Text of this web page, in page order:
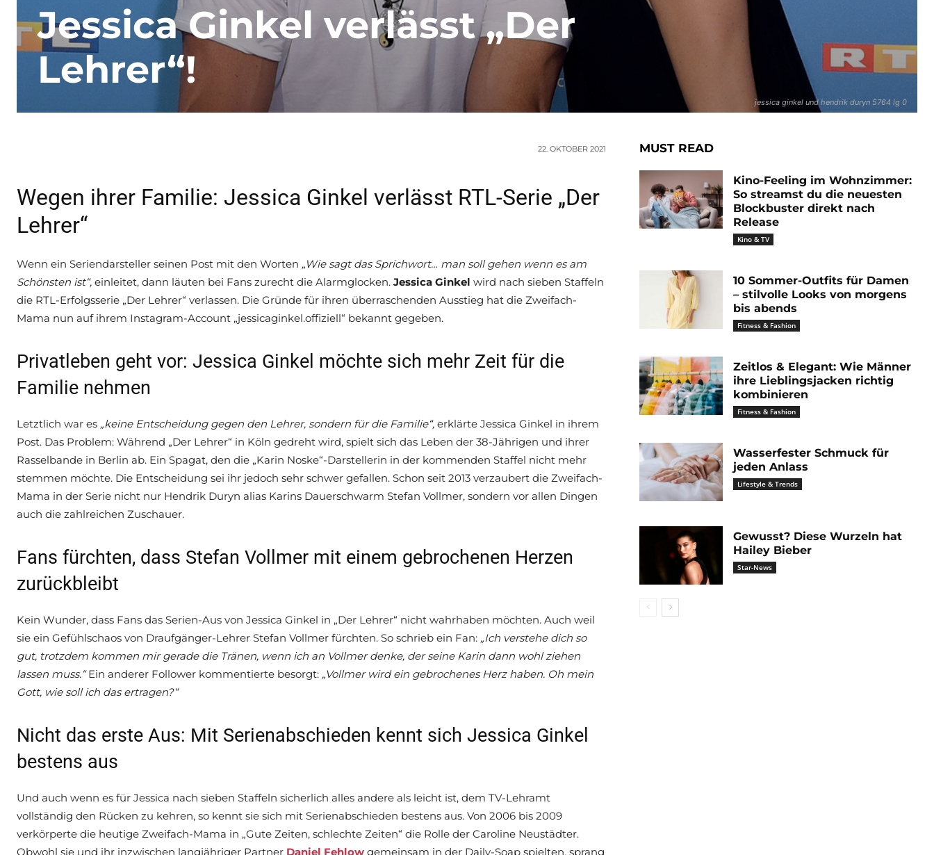
jessica ginkel und hendrik duryn 5764 lg 0
Jessica Ginkel verlässt „Der
Lehrer“!
22. OKTOBER 2021
Wegen ihrer Familie: Jessica Ginkel verlässt RTL-Serie „Der
Lehrer“
Wenn ein Seriendarsteller seinen Post mit den Worten „Wie sagt das Sprichwort… man soll gehen wenn es am
Schönsten ist“, einleitet, dann läuten bei Fans zurecht die Alarmglocken. Jessica Ginkel wird nach sieben Staffeln
die RTL-Erfolgsserie „Der Lehrer“ verlassen. Die Gründe für ihren überraschenden Ausstieg hat die Zweifach-
Mama nun auf ihrem Instagram-Account „jessicaginkel.offiziell“ bekannt gegeben.
Privatleben geht vor: Jessica Ginkel möchte sich mehr Zeit für die
Familie nehmen
Letztlich war es „keine Entscheidung gegen den Lehrer, sondern für die Familie“, erklärte Jessica Ginkel in ihrem
Post. Das Problem: Während „Der Lehrer“ in Köln gedreht wird, spielt sich das Leben der 38-Jährigen und ihrer
Rasselbande in Berlin ab. Ein Spagat, den die „Karin Noske“-Darstellerin in der kommenden Staffel nicht mehr
stemmen möchte. Die Entscheidung sei ihr jedoch sehr schwer gefallen. Schon seit 2013 verzaubert die Zweifach-
Mama in der Serie nicht nur Hendrik Duryn alias Karins Dauerschwarm Stefan Vollmer, sondern vor allen Dingen
auch die zahlreichen Zuschauer.
Fans fürchten, dass Stefan Vollmer mit einem gebrochenen Herzen
zurückbleibt
Kein Wunder, dass Fans das Serien-Aus von Jessica Ginkel in „Der Lehrer“ nicht wahrhaben möchten. Auch weil
sie ein Gefühlschaos von Draufgänger-Lehrer Stefan Vollmer fürchten. So schrieb ein Fan: „Ich verstehe dich so
gut, trotzdem kommen mir gerade die Tränen, wenn ich an Vollmer denke, der seine Karin dann wohl ziehen
lassen muss.“Ein anderer Follower kommentierte besorgt: „Vollmer wird ein gebrochenes Herz haben. Oh mein
Gott, wie soll ich das ertragen?“
Nicht das erste Aus: Mit Serienabschieden kennt sich Jessica Ginkel
bestens aus
Und auch wenn es für Jessica nach sieben Staffeln sicherlich alles andere als leicht ist, dem TV-Lehramt
vollständig den Rücken zu kehren, so kennt sie sich mit Serienabschieden bestens aus. Von 2006 bis 2009
verkörperte die heutige Zweifach-Mama in „Gute Zeiten, schlechte Zeiten“ die Rolle der Caroline Neustädter.
Obwohl sie und ihr inzwischen langjähriger Partner Daniel Fehlow gemeinsam in der Daily-Soap spielten, sprang
MUST READ
Kino-Feeling im Wohnzimmer:
So streamst du die neuesten
Blockbuster direkt nach
Release
Kino & TV
10 Sommer-Outfits für Damen
– stilvolle Looks von morgens
bis abends
Fitness & Fashion
Zeitlos & Elegant: Wie Männer
ihre Lieblingsjacken richtig
kombinieren
Fitness & Fashion
Wasserfester Schmuck für
jeden Anlass
Lifestyle & Trends
Gewusst? Diese Wurzeln hat
Hailey Bieber
Star-News